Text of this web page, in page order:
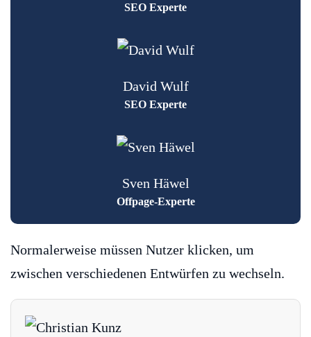
SEO Experte
David Wulf
SEO Experte
Sven Häwel
Offpage-Experte
Normalerweise müssen Nutzer klicken, um
zwischen verschiedenen Entwürfen zu wechseln.